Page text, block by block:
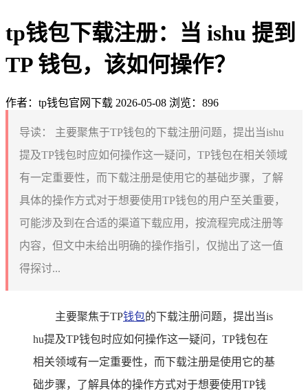
tp钱包下载注册：当 ishu 提到
TP 钱包，该如何操作？
作者：tp钱包官网下载 2026-05-08 浏览：896
导读：
主要聚焦于TP钱包的下载注册问题，提出当ishu
提及TP钱包时应如何操作这一疑问，TP钱包在相关领域
有一定重要性，而下载注册是使用它的基础步骤，了解
具体的操作方式对于想要使用TP钱包的用户至关重要，
可能涉及到在合适的渠道下载应用，按流程完成注册等
内容，但文中未给出明确的操作指引，仅抛出了这一值
得探讨...
主要聚焦于TP钱包的下载注册问题，提出当is
hu提及TP钱包时应如何操作这一疑问，TP钱包在
相关领域有一定重要性，而下载注册是使用它的基
础步骤，了解具体的操作方式对于想要使用TP钱